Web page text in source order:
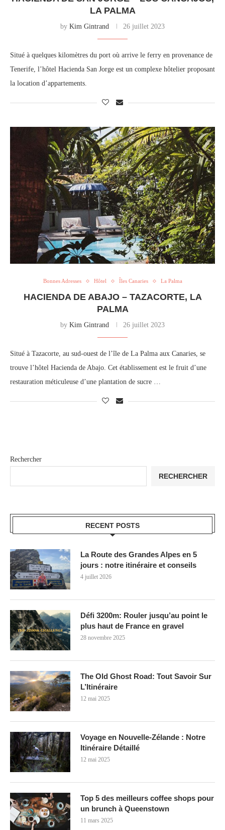
LA PALMA
by Kim Gintrand 26 juillet 2023
Situé à quelques kilomètres du port où arrive le ferry en provenance de
Tenerife, l’hôtel Hacienda San Jorge est un complexe hôtelier proposant
la location d’appartements.
Bonnes Adresses Hôtel Îles Canaries La Palma
HACIENDA DE ABAJO – TAZACORTE, LA
PALMA
by Kim Gintrand 26 juillet 2023
Situé à Tazacorte, au sud-ouest de l’île de La Palma aux Canaries, se
trouve l’hôtel Hacienda de Abajo. Cet établissement est le fruit d’une
restauration méticuleuse d’une plantation de sucre …
Rechercher
RECHERCHER
RECENT POSTS
La Route des Grandes Alpes en 5
jours : notre itinéraire et conseils
4 juillet 2026
Défi 3200m: Rouler jusqu’au point le
plus haut de France en gravel
28 novembre 2025
The Old Ghost Road: Tout Savoir Sur
L’Itinéraire
12 mai 2025
Voyage en Nouvelle-Zélande : Notre
Itinéraire Détaillé
12 mai 2025
Top 5 des meilleurs coffee shops pour
un brunch à Queenstown
11 mars 2025